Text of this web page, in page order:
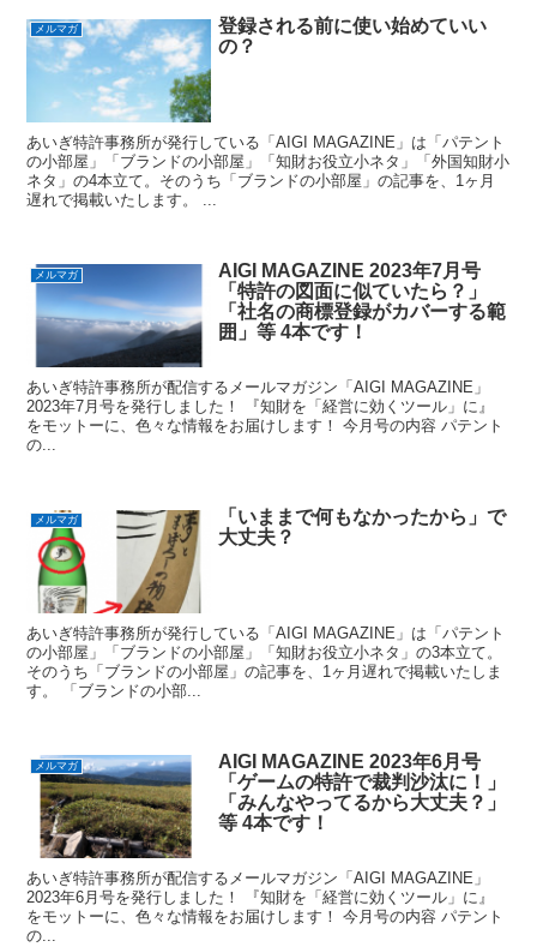
メルマガ
登録される前に使い始めていい
の？
あいぎ特許事務所が発行している「AIGI MAGAZINE」は「パテント
の小部屋」「ブランドの小部屋」「知財お役立小ネタ」「外国知財小
ネタ」の4本立て。そのうち「ブランドの小部屋」の記事を、1ヶ月
遅れで掲載いたします。 ...
メルマガ
AIGI MAGAZINE 2023年7月号
「特許の図面に似ていたら？」
「社名の商標登録がカバーする範
囲」等 4本です！
あいぎ特許事務所が配信するメールマガジン「AIGI MAGAZINE」
2023年7月号を発行しました！ 『知財を「経営に効くツール」に』
をモットーに、色々な情報をお届けします！ 今月号の内容 パテント
の...
メルマガ
「いままで何もなかったから」で
大丈夫？
あいぎ特許事務所が発行している「AIGI MAGAZINE」は「パテント
の小部屋」「ブランドの小部屋」「知財お役立小ネタ」の3本立て。
そのうち「ブランドの小部屋」の記事を、1ヶ月遅れで掲載いたしま
す。 「ブランドの小部...
メルマガ
AIGI MAGAZINE 2023年6月号
「ゲームの特許で裁判沙汰に！」
「みんなやってるから大丈夫？」
等 4本です！
あいぎ特許事務所が配信するメールマガジン「AIGI MAGAZINE」
2023年6月号を発行しました！ 『知財を「経営に効くツール」に』
をモットーに、色々な情報をお届けします！ 今月号の内容 パテント
の...